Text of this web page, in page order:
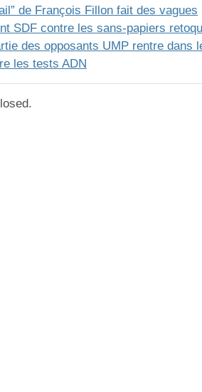
de François Fillon fait des vagues
SDF contre les sans-papiers
des opposants UMP rentre dans
les tests ADN